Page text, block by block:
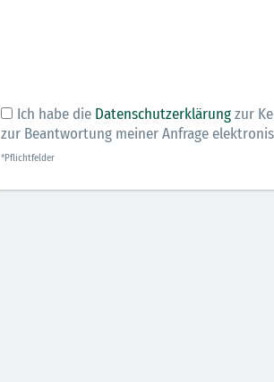
Ich habe die Datenschutzerklärungzur
zur Beantwortung meiner Anfrage
*Pflichtfelder